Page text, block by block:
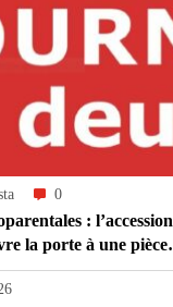
0
: l’accession
la porte à une pièce